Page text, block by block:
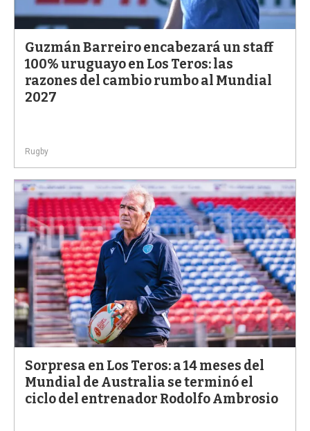
a
Guzmán Barreiro encabezará un staff
100% uruguayo en Los Teros: las
razones del cambio rumbo al Mundial
2027
Rugby
Sorpresa en Los Teros: a 14 meses del
Mundial de Australia se terminó el
ciclo del entrenador Rodolfo Ambrosio